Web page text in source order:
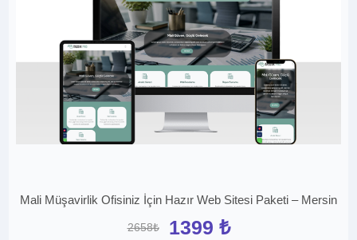
Mali Müşavirlik Ofisiniz İçin Hazır Web Sitesi Paketi – Mersin
2658₺ 1399 ₺